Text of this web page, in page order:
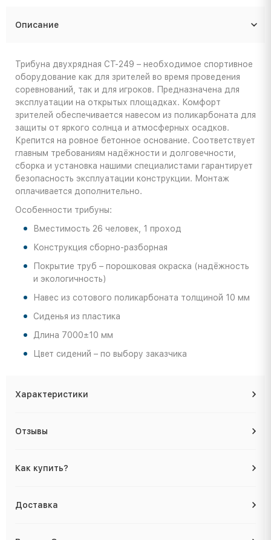
Описание
Трибуна двухрядная СТ-249 – необходимое спортивное
оборудование как для зрителей во время проведения
соревнований, так и для игроков. Предназначена для
эксплуатации на открытых площадках. Комфорт
зрителей обеспечивается навесом из поликарбоната для
защиты от яркого солнца и атмосферных осадков.
Крепится на ровное бетонное основание. Соответствует
главным требованиям надёжности и долговечности,
сборка и установка нашими специалистами гарантирует
безопасность эксплуатации конструкции. Монтаж
оплачивается дополнительно.
Особенности трибуны:
Вместимость 26 человек, 1 проход
Конструкция сборно-разборная
Покрытие труб – порошковая окраска (надёжность
и экологичность)
Навес из сотового поликарбоната толщиной 10 мм
Сиденья из пластика
Длина 7000±10 мм
Цвет сидений – по выбору заказчика
Характеристики
Отзывы
Как купить?
Доставка